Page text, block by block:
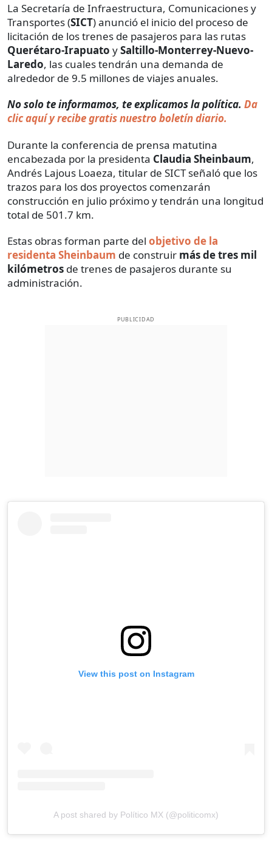
La Secretaría de Infraestructura, Comunicaciones y
Transportes (SICT) anunció el inicio del proceso de
licitación de los trenes de pasajeros para las rutas
Querétaro-Irapuato ySaltillo-Monterrey-Nuevo-
Laredo, las cuales tendrán una demanda de
alrededor de 9.5 millones de viajes anuales.
No solo te informamos, te explicamos la política. Da
clic aquí y recibe gratis nuestro boletín diario.
Durante la conferencia de prensa matutina
encabezada por la presidenta Claudia Sheinbaum,
Andrés Lajous Loaeza, titular de SICT señaló que los
trazos para los dos proyectos comenzarán
construcción en julio próximo y tendrán una longitud
total de 501.7 km.
Estas obras forman parte del objetivo de la
residenta Sheinbaum de construir más de tres mil
kilómetros de trenes de pasajeros durante su
administración.
PUBLICIDAD
View this post on Instagram
A post shared by Político MX (@politicomx)